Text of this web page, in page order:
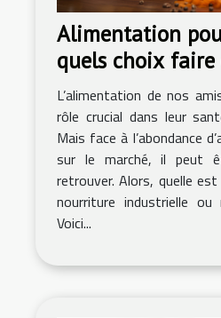
Alimentation
quels choix
nourritures
nourritures
L’alimentation de nos
rôle crucial dans leur
Mais face à l’abondance
sur le marché, il peut
retrouver. Alors, quelle
nourriture industrielle ou
Voici...